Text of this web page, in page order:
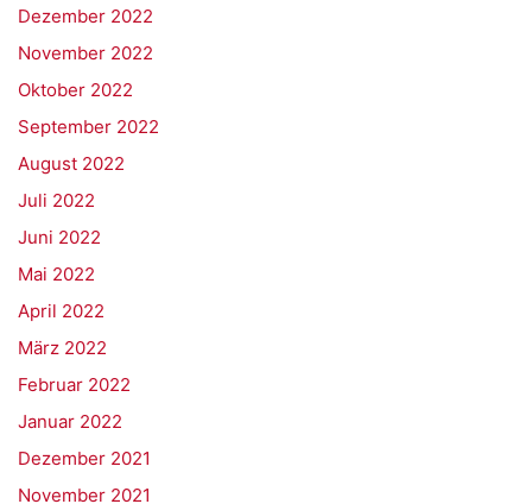
Dezember 2022
November 2022
Oktober 2022
September 2022
August 2022
Juli 2022
Juni 2022
Mai 2022
April 2022
März 2022
Februar 2022
Januar 2022
Dezember 2021
November 2021